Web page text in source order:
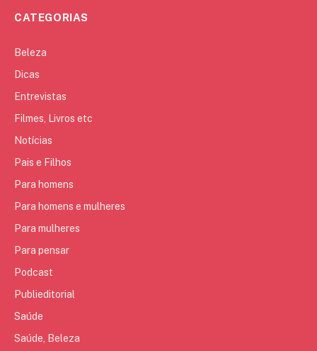
CATEGORIAS
Beleza
Dicas
Entrevistas
Filmes, Livros etc
Notícias
Pais e Filhos
Para homens
Para homens e mulheres
Para mulheres
Para pensar
Podcast
Publieditorial
Saúde
Saúde, Beleza